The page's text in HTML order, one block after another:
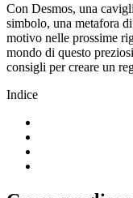
Con Desmos, una
simbolo, una metafora
motivo nelle prossime
mondo di questo
consigli per creare un
Indice